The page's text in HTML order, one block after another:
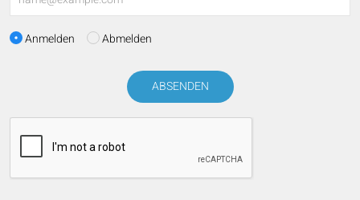
Anmelden Abmelden
ABSENDEN